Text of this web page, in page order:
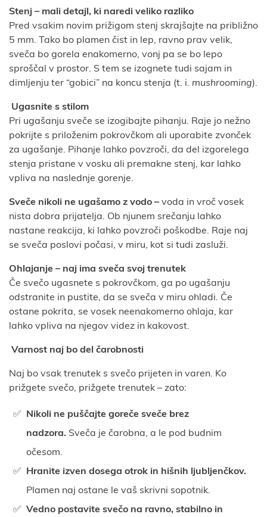
Stenj – mali detajl, ki naredi veliko razliko
Pred vsakim novim prižigom stenj skrajšajte na približno
5 mm. Tako bo plamen čist in lep, ravno prav velik,
sveča bo gorela enakomerno, vonj pa se bo lepo
sproščal v prostor. S tem se izognete tudi sajam in
dimljenju ter “gobici” na koncu stenja (t. i. mushrooming).
Ugasnite s stilom
Pri ugašanju sveče se izogibajte pihanju. Raje jo nežno
pokrijte s priloženim pokrovčkom ali uporabite zvonček
za ugašanje. Pihanje lahko povzroči, da del izgorelega
stenja pristane v vosku ali premakne stenj, kar lahko
vpliva na naslednje gorenje.
Sveče nikoli ne ugašamo z vodo – voda in vroč vosek
nista dobra prijatelja. Ob njunem srečanju lahko
nastane reakcija, ki lahko povzroči poškodbe. Raje naj
se sveča poslovi počasi, v miru, kot si tudi zasluži.
Ohlajanje – naj ima sveča svoj trenutek
Če svečo ugasnete s pokrovčkom, ga po ugašanju
odstranite in pustite, da se sveča v miru ohladi. Če
ostane pokrita, se vosek neenakomerno ohlaja, kar
lahko vpliva na njegov videz in kakovost.
Varnost naj bo del čarobnosti
Naj bo vsak trenutek s svečo prijeten in varen. Ko
prižgete svečo, prižgete trenutek – zato:
Nikoli ne puščajte goreče sveče brez
nadzora.Sveča je čarobna, a le pod budnim
očesom.
Hranite izven dosega otrok in hišnih ljubljenčkov.
Plamen naj ostane le vaš skrivni sopotnik.
Vedno postavite svečo na ravno, stabilno in